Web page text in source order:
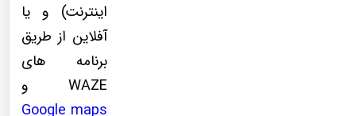
اینترنت) و یا
آفلاین از طریق
برنامه های
WAZE و
Google maps